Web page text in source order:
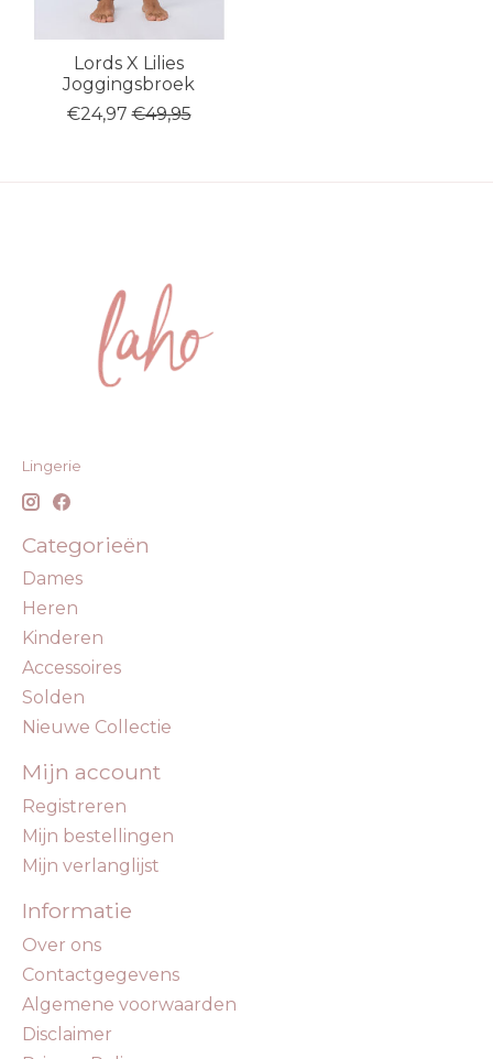
Lords X Lilies
Joggingsbroek
€24,97 €49,95
Lingerie
Categorieën
Dames
Heren
Kinderen
Accessoires
Solden
Nieuwe Collectie
Mijn account
Registreren
Mijn bestellingen
Mijn verlanglijst
Informatie
Over ons
Contactgegevens
Algemene voorwaarden
Disclaimer